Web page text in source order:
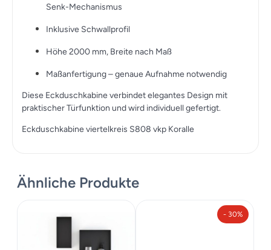
Senk-Mechanismus
Inklusive Schwallprofil
Höhe 2000 mm, Breite nach Maß
Maßanfertigung – genaue Aufnahme notwendig
Diese Eckduschkabine verbindet elegantes Design mit
praktischer Türfunktion und wird individuell gefertigt.
Eckduschkabine viertelkreis S808 vkp Koralle
Ähnliche Produkte
- 30%